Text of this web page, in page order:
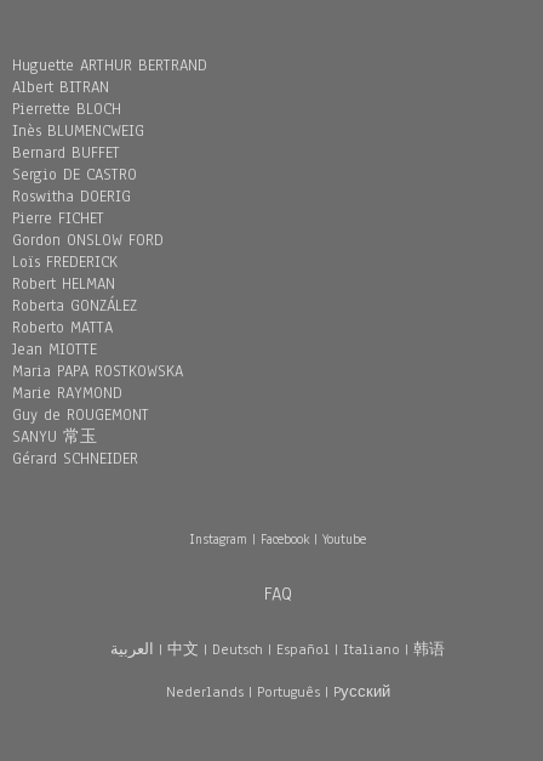
Huguette ARTHUR BERTRAND
Albert BITRAN
Pierrette BLOCH
Inès BLUMENCWEIG
Bernard BUFFET
Sergio DE CASTRO
Roswitha DOERIG
Pierre FICHET
Gordon ONSLOW FORD
Loïs FREDERICK
Robert HELMAN
Roberta GONZÁLEZ
Roberto MATTA
Jean MIOTTE
Maria PAPA ROSTKOWSKA
Marie RAYMOND
Guy de ROUGEMONT
SANYU 常玉
Gérard SCHNEIDER
Instagram | Facebook| Youtube
FAQ
العربية | 中文 | Deutsch | Español | Italiano | 韩语
Nederlands| Português| Pусский